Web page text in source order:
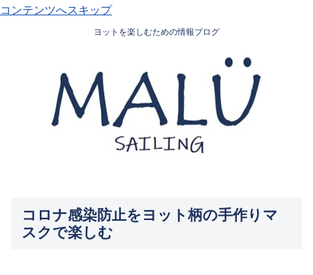
コンテンツへスキップ
ヨットを楽しむための情報ブログ
コロナ感染防止をヨット柄の手作りマ
スクで楽しむ